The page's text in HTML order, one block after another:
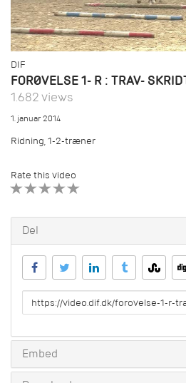
DIF
FORØVELSE 1- R : TRAV-
1.682 views
1. januar 2014
Ridning, 1-2-træner
Rate this video
Del
URL
to
Embed